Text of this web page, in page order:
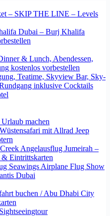
– SKIP THE LINE – Levels
Dubai – Burj Khalifa
& Lunch, Abendessen,
kostenlos vorbestellen
Teatime, Skyview Bar, Sky-
inklusive Cocktails
machen
mit Allrad Jeep
Angelausflug Jumeirah –
Eintrittskarten
Seawings Airplane Flug Show
Dubai
buchen / Abu Dhabi City